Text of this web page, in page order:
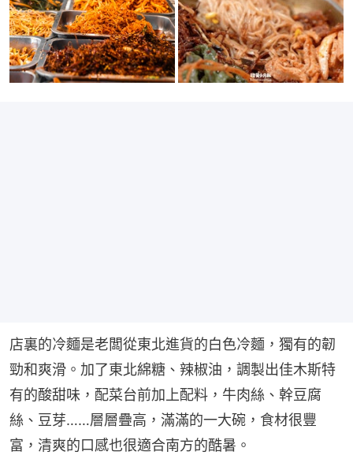
店裏的冷麵是老闆從東北進貨的白色冷麵，獨有的韌
勁和爽滑。加了東北綿糖、辣椒油，調製出佳木斯特
有的酸甜味，配菜台前加上配料，牛肉絲、幹豆腐
絲、豆芽……層層疊高，滿滿的一大碗，食材很豐
富，清爽的口感也很適合南方的酷暑。